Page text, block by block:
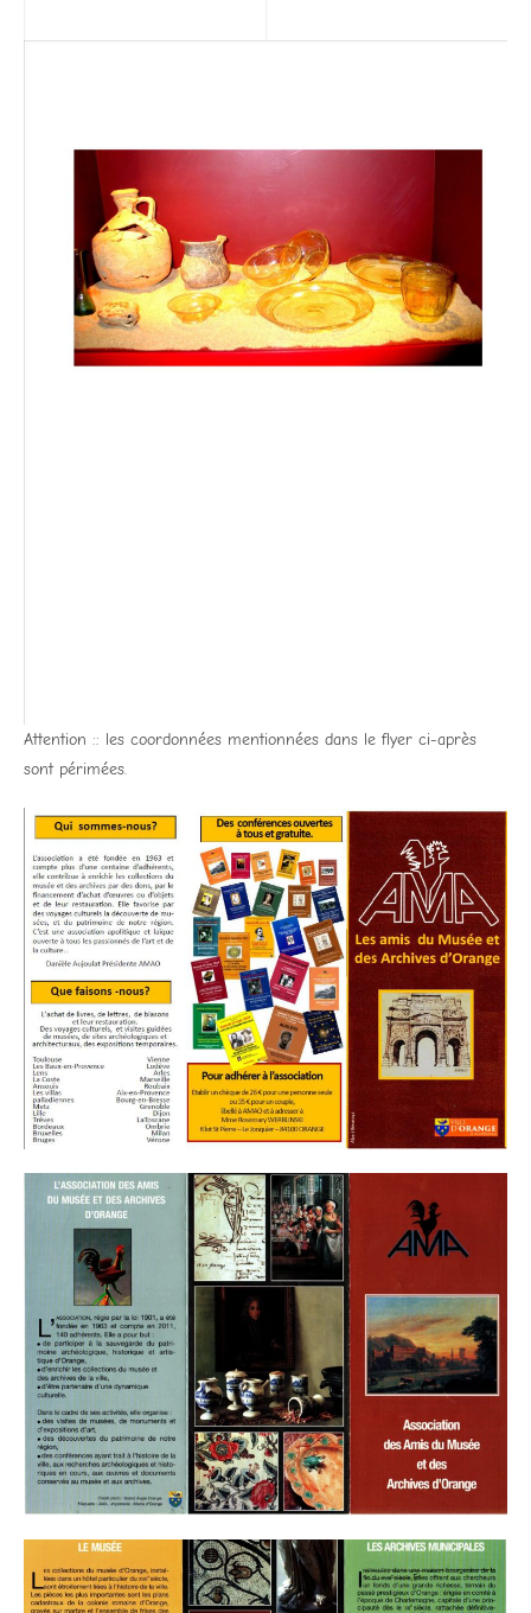
Attention :: les coordonnées mentionnées dans le flyer ci-après
sont périmées.